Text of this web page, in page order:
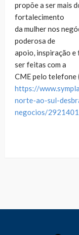
propõe a ser mais
fortalecimento
da mulher nos
poderosa de
apoio, inspiração e
ser feitas com a
CME pelo telefone
https://
norte-ao-sul-
negocios/